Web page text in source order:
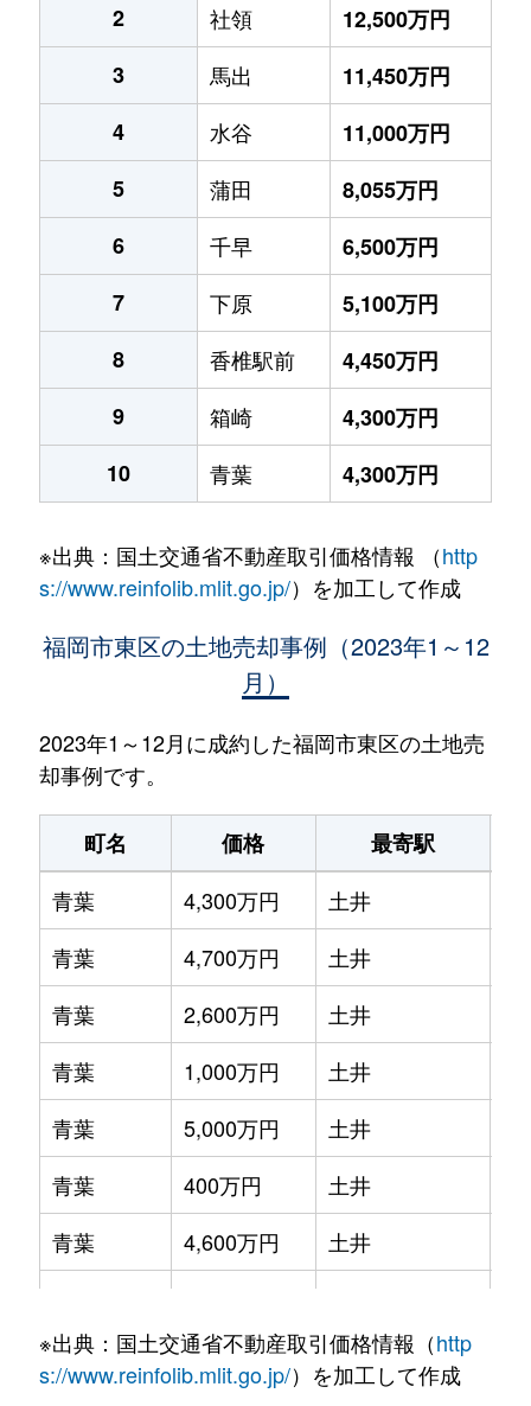
2
社領
12,500万円
3
馬出
11,450万円
4
水谷
11,000万円
5
蒲田
8,055万円
6
千早
6,500万円
7
下原
5,100万円
8
香椎駅前
4,450万円
9
箱崎
4,300万円
10
青葉 4,300万円
※出典：国土交通省不動産取引価格情報 （http
s://www.reinfolib.mlit.go.jp/）を加工して作成
福岡市東区の土地売却事例（2023年1～12
月）
2023年1～12月に成約した福岡市東区の土地売
却事例です。
町名 価格
最寄駅
青葉
4,300万円 土井
青葉
4,700万円 土井
青葉
2,600万円 土井
青葉
1,000万円 土井
青葉
5,000万円 土井
青葉
400万円 土井
青葉
4,600万円 土井
青葉
2,500万円 舞松原
※出典：国土交通省不動産取引価格情報（http
s://www.reinfolib.mlit.go.jp/）を加工して作成